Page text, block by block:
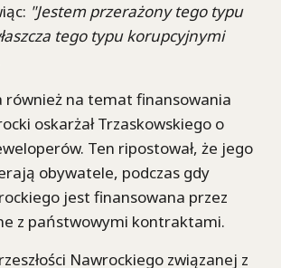
"Jestem przerażony tego typu
tego typu korupcyjnymi
również na temat finansowania
oskarżał Trzaskowskiego o
Ten ripostował, że jego
obywatele, podczas gdy
jest finansowana przez
z państwowymi kontraktami.
Nawrockiego związanej z